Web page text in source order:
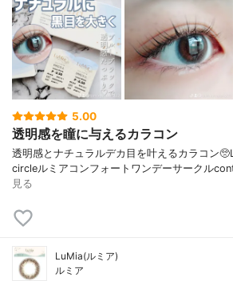
5.00
透明感を瞳に与えるカラコン
透明感とナチュラルデカ目を叶えるカラコン
circleルミアコンフォートワンデーサークル
見る
LuMia(ルミア)
ルミア